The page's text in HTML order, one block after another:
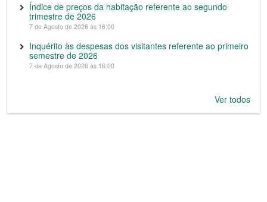
Índice de preços da habitação referente ao segundo
trimestre de 2026
7 de Agosto de 2026 às 16:00
Inquérito às despesas dos visitantes referente ao primeiro
semestre de 2026
7 de Agosto de 2026 às 16:00
Ver todos